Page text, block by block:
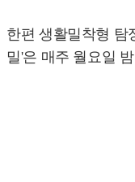
한편 생활밀착형 탐
밀'은 매주 월요일